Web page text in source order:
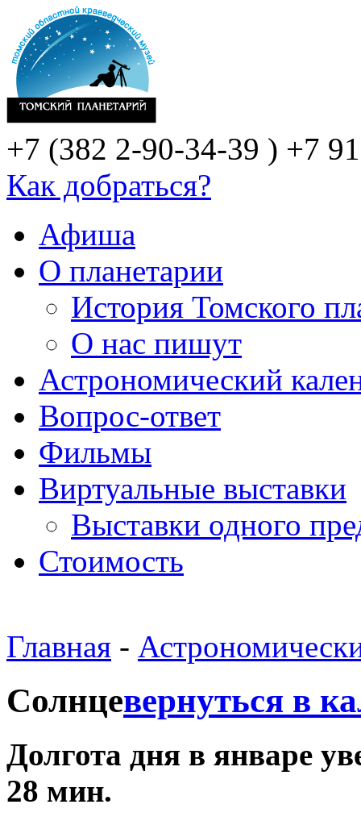
+7 (382 2-90-34-39 ) +7
Как добраться?
Афиша
О планетарии
История Томского
О нас пишут
Астрономический
Вопрос-ответ
Фильмы
Виртуальные выставки
Выставки одного
Стоимость
Главная -
Солнцевернуться в
Долгота дня в январе
28 мин.